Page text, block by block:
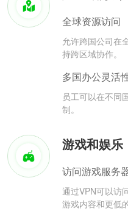
全球资源访问
允许跨国公司在
持跨区域协作。
多国办公灵活
员工可以在不同
制。
游戏和娱乐
访问游戏服务
通过VPN可以访
游戏内容和更低